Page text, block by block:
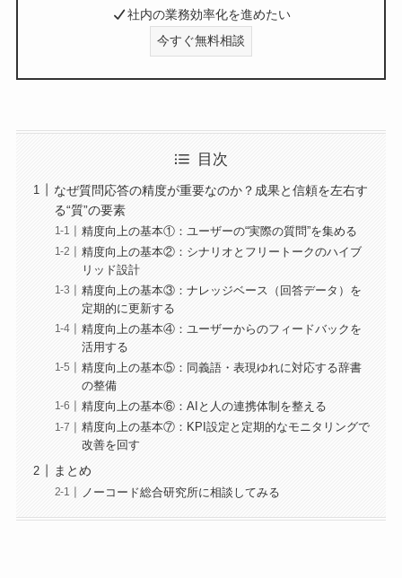
社内の業務効率化を進めたい
今すぐ無料相談
目次
なぜ質問応答の精度が重要なのか？成果と信頼を左右す
る“質”の要素
精度向上の基本①：ユーザーの“実際の質問”を集める
精度向上の基本②：シナリオとフリートークのハイブ
リッド設計
精度向上の基本③：ナレッジベース（回答データ）を
定期的に更新する
精度向上の基本④：ユーザーからのフィードバックを
活用する
精度向上の基本⑤：同義語・表現ゆれに対応する辞書
の整備
精度向上の基本⑥：AIと人の連携体制を整える
精度向上の基本⑦：KPI設定と定期的なモニタリングで
改善を回す
まとめ
ノーコード総合研究所に相談してみる